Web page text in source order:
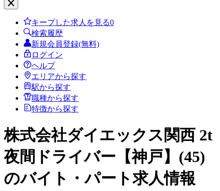
キープした求人を見る0
検索履歴
新規会員登録(無料)
ログイン
ヘルプ
エリアから探す
駅から探す
職種から探す
特徴から探す
株式会社ダイエックス関西 2t
夜間ドライバー【神戸】(45)
のバイト・パート求人情報